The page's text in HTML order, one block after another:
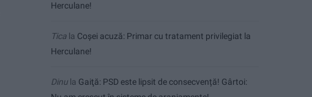
Herculane!
Tica la Coșei acuză: Primar cu tratament privilegiat la
Herculane!
Dinu la Gaiţă: PSD este lipsit de consecvență! Gârtoi: